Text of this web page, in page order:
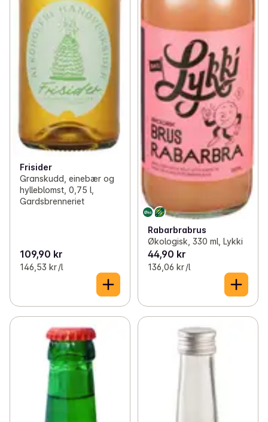
Frisider
Granskudd, einebær og
hylleblomst, 0,75 l,
Gardsbrenneriet
109,90 kr
146,53 kr /l
Rabarbrabrus
Økologisk, 330 ml, Lykki
44,90 kr
136,06 kr /l